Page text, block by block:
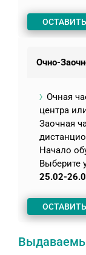
Очно-
Очная
центра
Заочная
Начало
Выберите
25.02-